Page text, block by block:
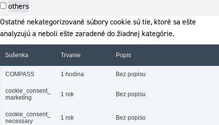
others
Ostatné nekategorizované súbory cookie sú tie, ktoré sa ešte
analyzujú a neboli ešte zaradené do žiadnej kategórie.
Sušenka Trvanie Popis
COMPASS 1 hodina Bez popisu
cookie_consent_
marketing
1 rok Bez popisu
cookie_consent_
necessary
1 rok Bez popisu